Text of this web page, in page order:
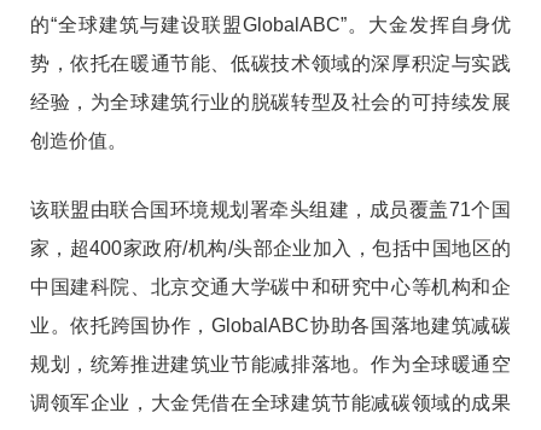
的“全球建筑与建设联盟GlobalABC”。大金发挥自身优
势，依托在暖通节能、低碳技术领域的深厚积淀与实践
经验，为全球建筑行业的脱碳转型及社会的可持续发展
创造价值。
该联盟由联合国环境规划署牵头组建，成员覆盖71个国
家，超400家政府/机构/头部企业加入，包括中国地区的
中国建科院、北京交通大学碳中和研究中心等机构和企
业。依托跨国协作，GlobalABC协助各国落地建筑减碳
规划，统筹推进建筑业节能减排落地。作为全球暖通空
调领军企业，大金凭借在全球建筑节能减碳领域的成果